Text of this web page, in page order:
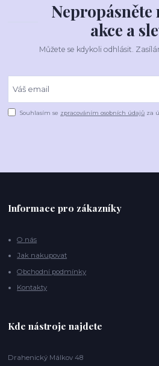
akce a
Můžete se kdykoli odhlásit.
Souhlasím se zpracováním osobních údajů za
Informace pro zákazníky
O nás
Jak nakupovat
Obchodní podmínky
Kontakty
Kde nástroje najdete
Drahenický Málkov 48